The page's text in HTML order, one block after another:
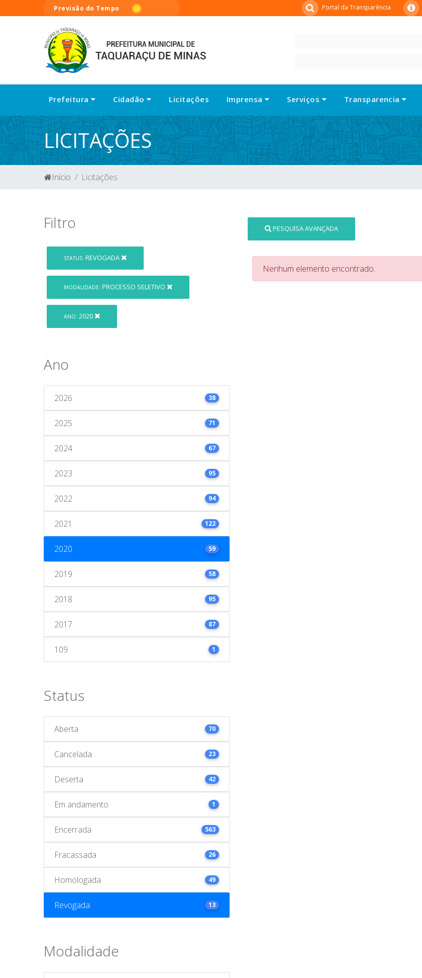
Previsão do Tempo Portal da Transparência
Prefeitura Cidadão Licitações Imprensa Serviços Transparencia
LICITAÇÕES
Início Licitações
Filtro
STATUS: REVOGADA
MODALIDADE: PROCESSO SELETIVO
ANO: 2020
Ano
2026 38
2025 71
2024 67
2023 95
2022 94
2021 122
2020 59
2019 58
2018 95
2017 87
109 1
Status
Aberta 70
Cancelada 23
Deserta 42
Em andamento 1
Encerrada 563
Fracassada 26
Homologada 49
Revogada 13
Modalidade
PESQUISA AVANÇADA
Nenhum elemento encontrado.